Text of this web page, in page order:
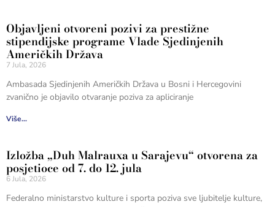
Objavljeni otvoreni pozivi za prestižne
stipendijske programe Vlade Sjedinjenih
Američkih Država
7 Jula, 2026
Ambasada Sjedinjenih Američkih Država u Bosni i Hercegovini
zvanično je objavilo otvaranje poziva za apliciranje
Više...
Izložba „Duh Malrauxa u Sarajevu“ otvorena za
posjetioce od 7. do 12. jula
6 Jula, 2026
Federalno ministarstvo kulture i sporta poziva sve ljubitelje kulture,